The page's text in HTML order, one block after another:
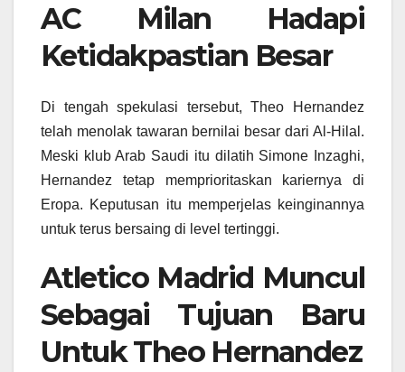
AC Milan Hadapi
Ketidakpastian Besar
Di tengah spekulasi tersebut, Theo Hernandez
telah menolak tawaran bernilai besar dari Al-Hilal.
Meski klub Arab Saudi itu dilatih Simone Inzaghi,
Hernandez tetap memprioritaskan kariernya di
Eropa. Keputusan itu memperjelas keinginannya
untuk terus bersaing di level tertinggi.
Atletico Madrid Muncul
Sebagai Tujuan Baru
Untuk Theo Hernandez